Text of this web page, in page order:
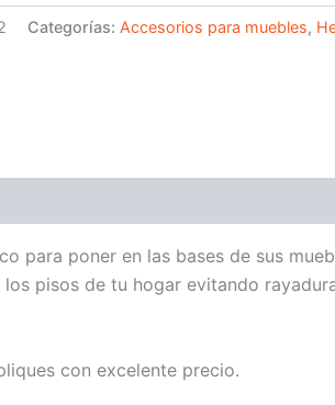
Categorías: Accesorios para muebles,
para poner en las bases de sus
pisos de tu hogar evitando
con excelente precio.